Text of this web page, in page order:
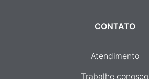
CONTATO
Atendimento
Trabalhe conosco